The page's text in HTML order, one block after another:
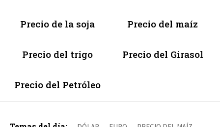
Precio de la soja Precio del maíz
Precio del trigo Precio del Girasol
Precio del Petróleo